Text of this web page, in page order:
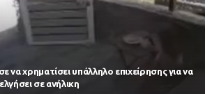
να χρηματίσει υπάλληλο επιχείρησης για να
σε ανήλικη